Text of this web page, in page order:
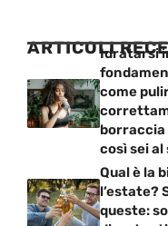
ARTICOLIIdratarsi
come
borraccia
così sei
Qual è la
l’estate?
queste: